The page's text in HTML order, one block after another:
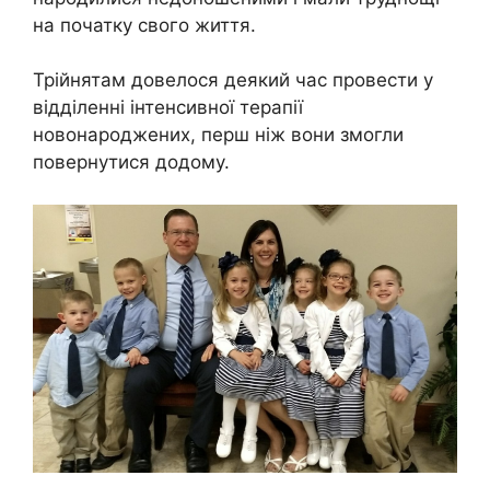
на початку свого життя.
Трійнятам довелося деякий час провести у
відділенні інтенсивної терапії
новонароджених, перш ніж вони змогли
повернутися додому.